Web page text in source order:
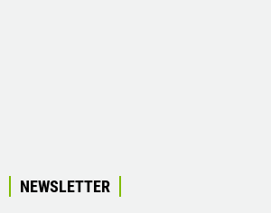
NEWSLETTER